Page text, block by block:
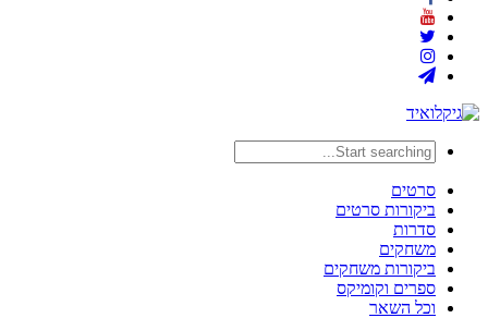
סרטים
ביקורות סרטים
סדרות
משחקים
ביקורות משחקים
ספרים וקומיקס
וכל השאר